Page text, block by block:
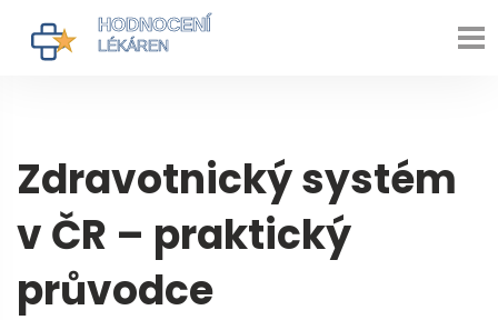
Zdravotnický systém
v ČR – praktický
průvodce